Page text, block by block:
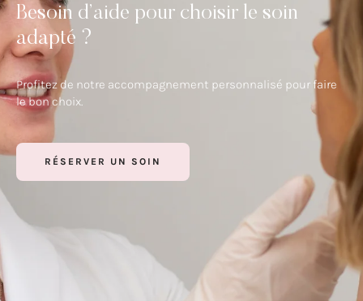
Besoin d’aide pour choisir le soin
adapté ?
Profitez de notre accompagnement personnalisé pour faire
le bon choix.
RÉSERVER UN SOIN